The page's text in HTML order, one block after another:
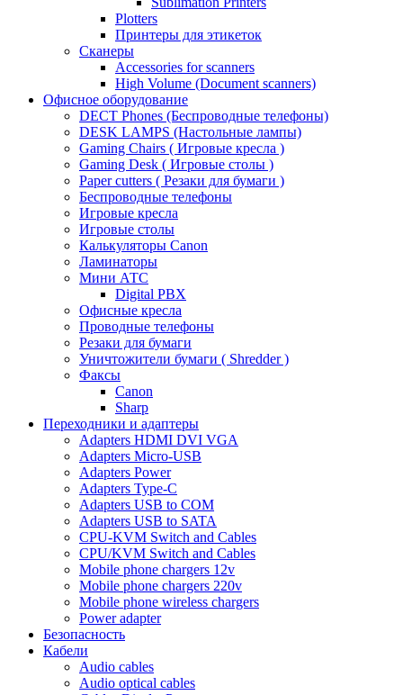
Plotters
Принтеры для этикеток
Сканеры
Accessories for scanners
High Volume (Document scanners)
Офисное оборудование
DECT Phones (Беспроводные телефоны)
DESK LAMPS (Настольные лампы)
Gaming Chairs ( Игровые кресла )
Gaming Desk ( Игровые столы )
Paper cutters ( Резаки для бумаги )
Беспроводные телефоны
Игровые кресла
Игровые столы
Калькуляторы Canon
Ламинаторы
Мини АТС
Digital PBX
Офисные кресла
Проводные телефоны
Резаки для бумаги
Уничтожители бумаги ( Shredder )
Факсы
Canon
Sharp
Переходники и адаптеры
Adapters HDMI DVI VGA
Adapters Micro-USB
Adapters Power
Adapters Type-C
Adapters USB to COM
Adapters USB to SATA
CPU-KVM Switch and Cables
CPU/KVM Switch and Cables
Mobile phone chargers 12v
Mobile phone chargers 220v
Mobile phone wireless chargers
Power adapter
Безопасность
Кабели
Audio cables
Audio optical cables